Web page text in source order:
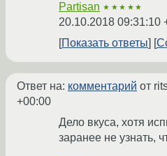
Partisan ★★★★★
20.10.2018 09:31:10
Показать ответы
Ответ на: комментарий от
+00:00
Дело вкуса, хотя
заранее не узнать,